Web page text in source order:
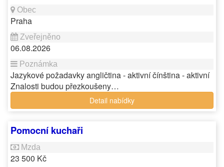
Praha
06.08.2026
Jazykové požadavky angličtina - aktivní čínština - aktivní
Znalosti budou přezkoušeny…
Detail nabídky
Pomocní kuchaři
23 500 Kč